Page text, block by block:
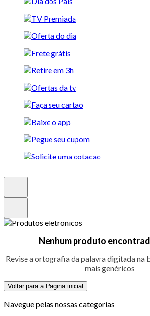
Nenhum produto
Revise a ortografia da palavra digitada na
mais genéricos
Voltar para a Página inicial
Navegue pelas nossas categorias